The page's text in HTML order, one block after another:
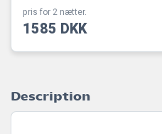
pris for 2 nætter.
1585 DKK
Description